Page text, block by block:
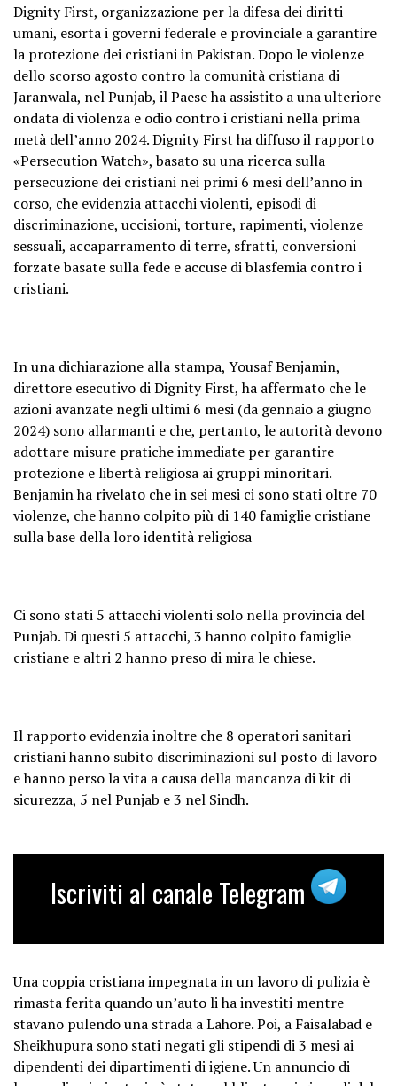
Dignity First, organizzazione per la difesa dei diritti
umani, esorta i governi federale e provinciale a garantire
la protezione dei cristiani in Pakistan. Dopo le violenze
dello scorso agosto contro la comunità cristiana di
Jaranwala, nel Punjab, il Paese ha assistito a una ulteriore
ondata di violenza e odio contro i cristiani nella prima
metà dell’anno 2024. Dignity First ha diffuso il rapporto
«Persecution Watch», basato su una ricerca sulla
persecuzione dei cristiani nei primi 6 mesi dell’anno in
corso, che evidenzia attacchi violenti, episodi di
discriminazione, uccisioni, torture, rapimenti, violenze
sessuali, accaparramento di terre, sfratti, conversioni
forzate basate sulla fede e accuse di blasfemia contro i
cristiani.
In una dichiarazione alla stampa, Yousaf Benjamin,
direttore esecutivo di Dignity First, ha affermato che le
azioni avanzate negli ultimi 6 mesi (da gennaio a giugno
2024) sono allarmanti e che, pertanto, le autorità devono
adottare misure pratiche immediate per garantire
protezione e libertà religiosa ai gruppi minoritari.
Benjamin ha rivelato che in sei mesi ci sono stati oltre 70
violenze, che hanno colpito più di 140 famiglie cristiane
sulla base della loro identità religiosa
Ci sono stati 5 attacchi violenti solo nella provincia del
Punjab. Di questi 5 attacchi, 3 hanno colpito famiglie
cristiane e altri 2 hanno preso di mira le chiese.
Il rapporto evidenzia inoltre che 8 operatori sanitari
cristiani hanno subito discriminazioni sul posto di lavoro
e hanno perso la vita a causa della mancanza di kit di
sicurezza, 5 nel Punjab e 3 nel Sindh.
Iscriviti al canale Telegram
Una coppia cristiana impegnata in un lavoro di pulizia è
rimasta ferita quando un’auto li ha investiti mentre
stavano pulendo una strada a Lahore. Poi, a Faisalabad e
Sheikhupura sono stati negati gli stipendi di 3 mesi ai
dipendenti dei dipartimenti di igiene. Un annuncio di